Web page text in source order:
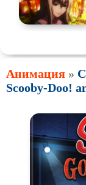
Анимация »
Scooby-Doo!